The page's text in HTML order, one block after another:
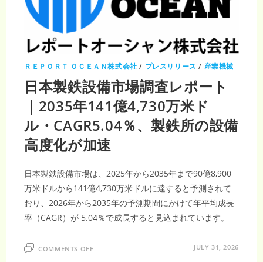
ＲＥＰＯＲＴ ＯＣＥＡＮ株式会社 / プレスリリース / 産業機械
日本製鉄設備市場調査レポート
｜2035年141億4,730万米ド
ル・CAGR5.04％、製鉄所の設備
高度化が加速
日本製鉄設備市場は、2025年から2035年まで90億8,900
万米ドルから141億4,730万米ドルに達すると予測されて
おり、2026年から2035年の予測期間にかけて年平均成長
率（CAGR）が 5.04％で成長すると見込まれています。
COMMENTS OFFON JULY 31, 2026